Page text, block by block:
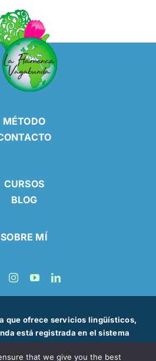
MÉTODO
CURSOS
BLOG
SOBRE MÍ
que ofrece servicios lingüísticos,
está registrada en el sistema
that we give you the best